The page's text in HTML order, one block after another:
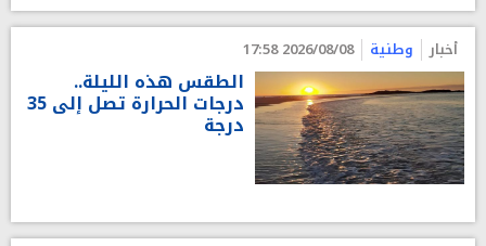
أخبار وطنية 2026/08/08 17:58
الطقس هذه الليلة..
درجات الحرارة تصل إلى 35
درجة